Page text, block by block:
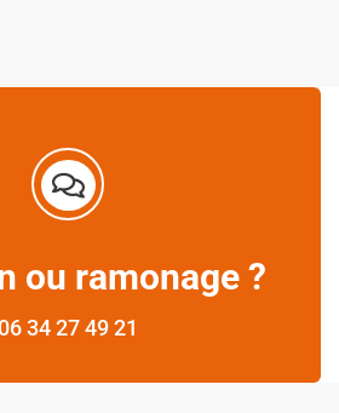
ou ramonage ?
06 34 27 49 21